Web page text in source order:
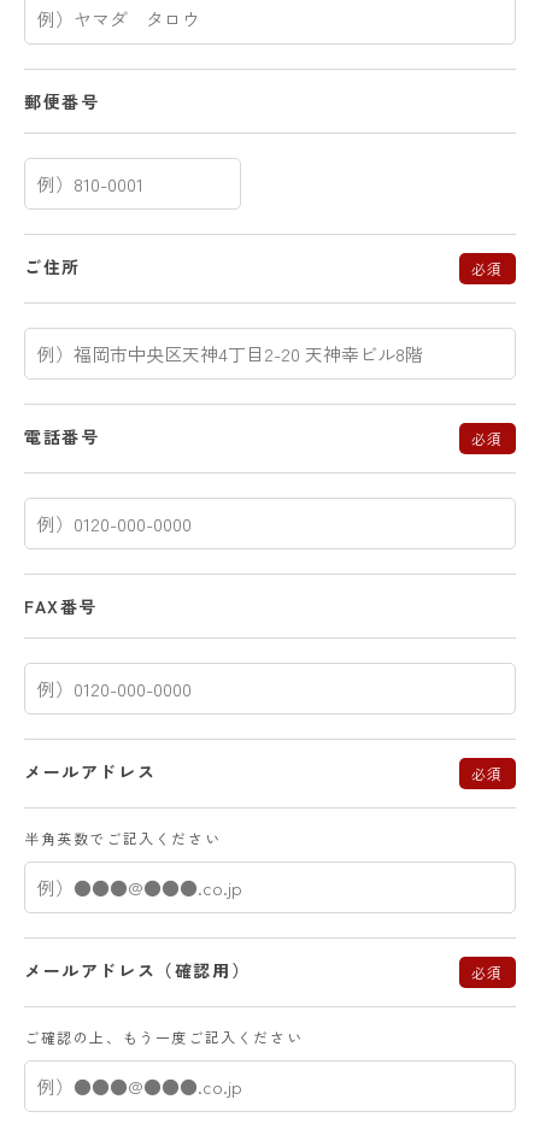
郵便番号
ご住所 必須
電話番号 必須
FAX番号
メールアドレス 必須
半角英数でご記入ください
メールアドレス（確認用） 必須
ご確認の上、もう一度ご記入ください